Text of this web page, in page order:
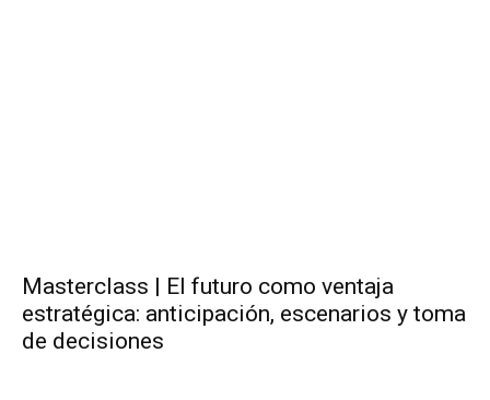
Masterclass | El futuro como ventaja
estratégica: anticipación, escenarios y toma
de decisiones